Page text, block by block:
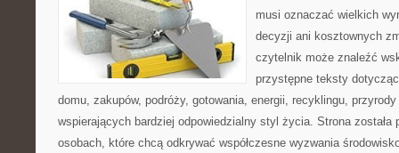
musi oznaczać wielkich
decyzji ani kosztownych
czytelnik może znaleźć
przystępne teksty
domu, zakupów, podróży, gotowania, energii, recyklingu,
wspierających bardziej odpowiedzialny styl życia. Strona została
osobach, które chcą odkrywać współczesne wyzwania